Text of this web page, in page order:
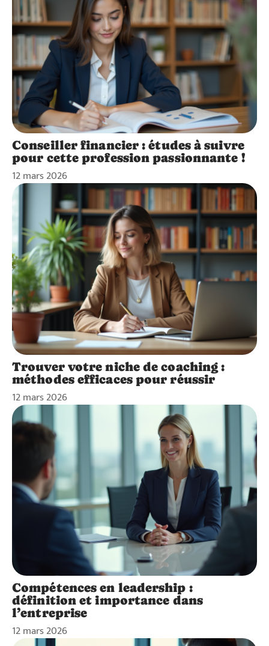
Conseiller financier : études à suivre
pour cette profession passionnante !
12 mars 2026
Trouver votre niche de coaching :
méthodes efficaces pour réussir
12 mars 2026
Compétences en leadership :
définition et importance dans
l’entreprise
12 mars 2026